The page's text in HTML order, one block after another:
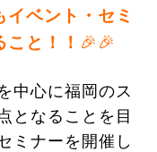
ベント・セミ
と！！ 🎉🎉
中心に福岡のス
となることを目
ミナーを開催し